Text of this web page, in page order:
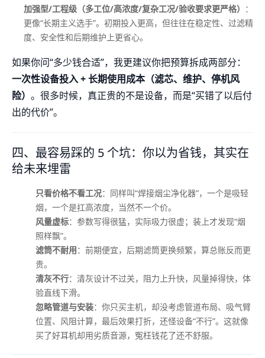
加强型/工程级（多工位/高浓度/复杂工况/验收要求更严格） ：
更像“长期主义选手”。初期投入更高，但往往在稳定性、过滤精
度、安全性和后期维护上更省心。
如果你问“多少钱合适”，我更建议你把预算拆成两部分：
一次性设备投入 + 长期使用成本（滤芯、维护、停机风
险） 。很多时候，真正贵的不是设备，而是“买错了以后付
出的代价”。
四、最容易踩的 5 个坑：你以为省钱，其实在
给未来埋雷
只看价格不看工况：同样叫“焊接烟尘净化器”，一个是吸轻
烟，一个是扛高浓度，当然不一个价。
风量虚标：参数写得很猛，实际吸力很虚；装上才发现“烟
照样飘”。
滤筒不耐用：前期便宜，后期滤筒更换频繁，算总账反而更
贵。
清灰不行：清灰设计不过关，阻力上升快，风量掉得快，体
验直线下滑。
忽略管道与安装：你只买主机，却没考虑管道布局、吸气臂
位置、风阻计算，最后效果打折，还怪设备“不行”。这就像
买了好耳机却用劣质音源，冤枉钱花了还不舒服。